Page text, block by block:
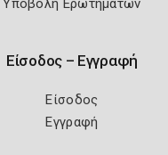
Υποβολή Ερωτημάτων
Είσοδος – Εγγραφή
Είσοδος
Εγγραφή